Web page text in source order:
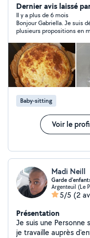
professeur), vous
utiliser les logiciels, vous aider à cuisiner, jouer au jeux
de cartes et de
vous les apporter, création des bijoux, des sacs, petite
coutures (boutons,
Je vous attends !
Dernier avis laissé
Il y a plus de 6 mois
Bonjour Gabriella. Je suis
plusieurs propositions en
fonctionnement... encore
Baby-sitting
Voir le
Madi Neill
Garde
Argenteuil (Le
5/5 (2
Présentation
Je suis une
je travaille auprès